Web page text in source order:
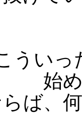
うい
始
らば、